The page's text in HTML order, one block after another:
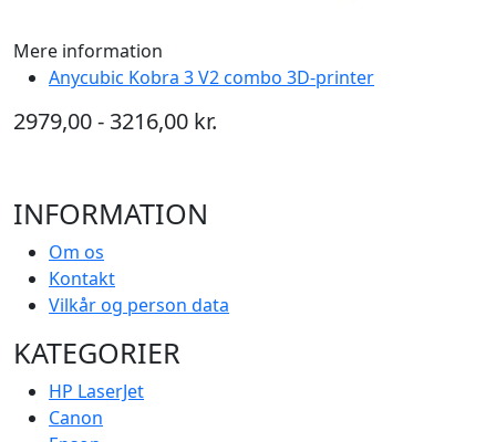
Mere information
Anycubic Kobra 3 V2 combo 3D-printer
2979,00 - 3216,00 kr.
INFORMATION
Om os
Kontakt
Vilkår og person data
KATEGORIER
HP LaserJet
Canon